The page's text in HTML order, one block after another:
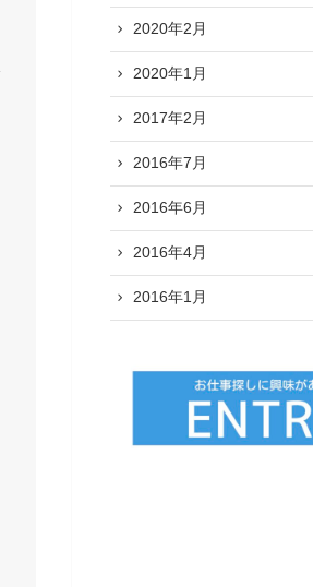
2020年2月
2020年1月
2017年2月
2016年7月
2016年6月
2016年4月
2016年1月